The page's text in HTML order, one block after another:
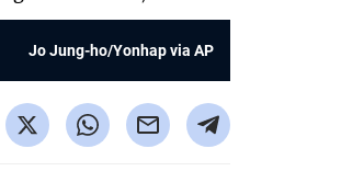
Jo Jung-ho/Yonhap via AP